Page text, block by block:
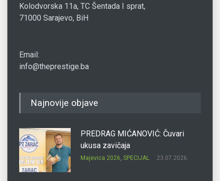
Kolodvorska 11a, TC Šentada I sprat,
71000 Sarajevo, BiH
Email:
info@theprestige.ba
Najnovije objave
PREDRAG MIĆANOVIĆ: Čuvari
ukusa zavičaja
Majevica 2026, SPECIJAL 23.07.2026.